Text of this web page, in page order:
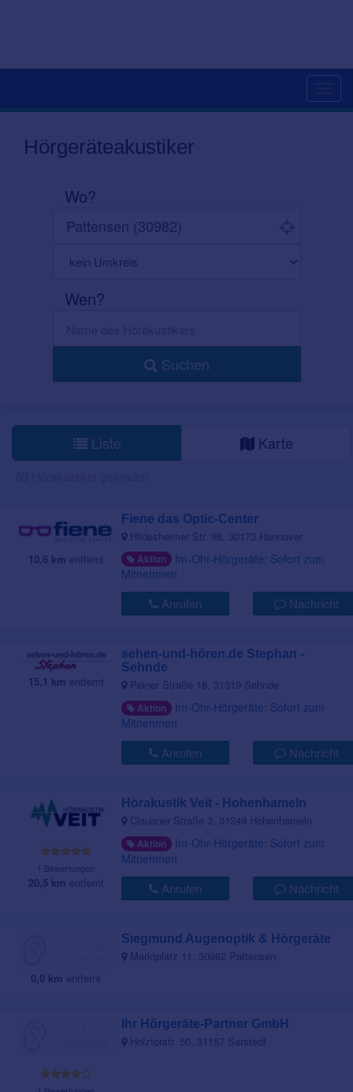
Hörgeräteakustiker
Wo?
Wen?
Suchen
Liste Karte
10,6 km entfernt
Fiene das Optic-Center
Hildesheimer Str. 98, 30173 Hannover
Aktion Im-Ohr-Hörgeräte: Sofort zum
Mitnehmen
Anrufen Nachricht
15,1 km entfernt
sehen-und-hören.de Stephan -
Sehnde
Peiner Straße 18, 31319 Sehnde
Aktion Im-Ohr-Hörgeräte: Sofort zum
Mitnehmen
Anrufen Nachricht
1 Bewertungen
20,5 km entfernt
Hörakustik Veit - Hohenhameln
Clauener Straße 3, 31249 Hohenhameln
Aktion Im-Ohr-Hörgeräte: Sofort zum
Mitnehmen
Anrufen Nachricht
0,0 km entfernt
Siegmund Augenoptik & Hörgeräte
Marktplatz 11, 30982 Pattensen
Ihr Hörgeräte-Partner GmbH
Holztorstr. 50, 31157 Sarstedt